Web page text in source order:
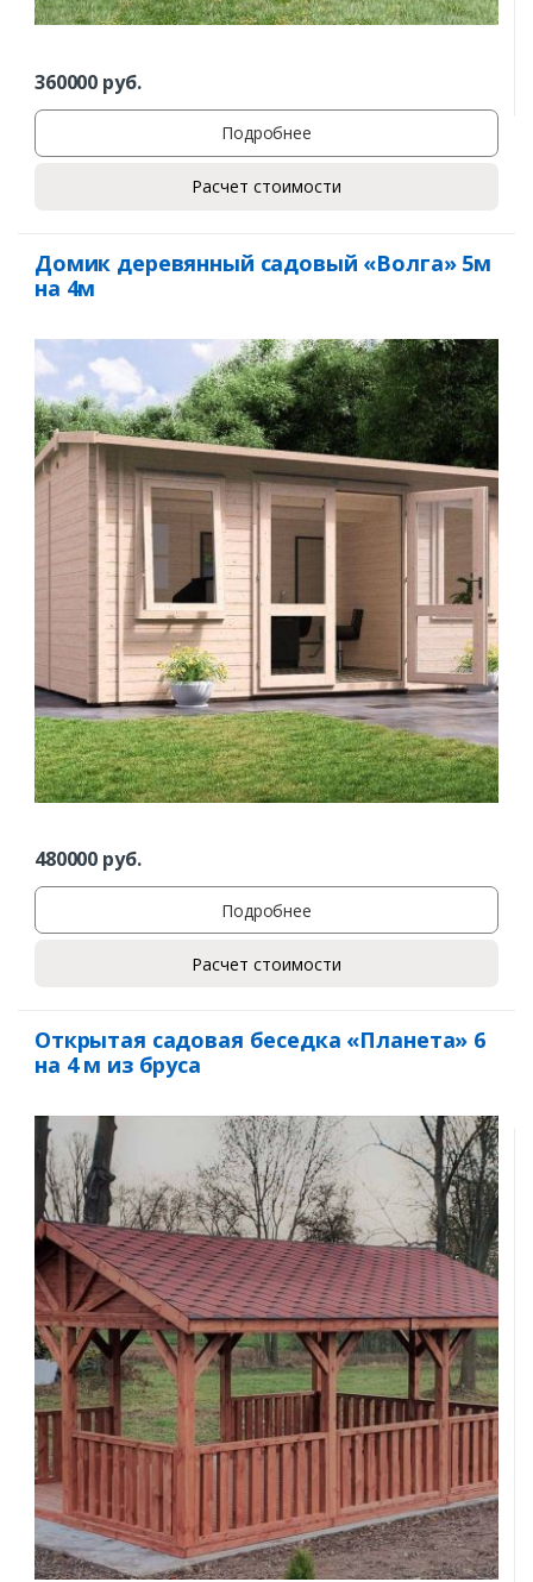
360000 руб.
Подробнее
Расчет стоимости
Домик деревянный садовый «Волга» 5м
на 4м
480000 руб.
Подробнее
Расчет стоимости
Открытая садовая беседка «Планета» 6
на 4 м из бруса